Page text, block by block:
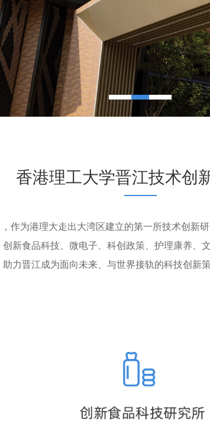
香港理工大学晋江技术创
作为港理大走出大湾区建立的第一所技术创新
新食品科技、微电子、科创政策、护理康养、
力晋江成为面向未来、与世界接轨的科技创新